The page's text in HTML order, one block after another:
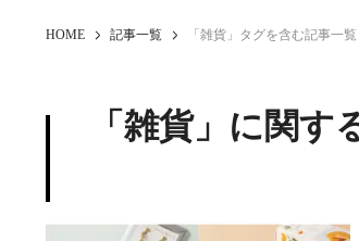
HOME 記事一覧 「雑貨」タグを含む記事一覧
「雑貨」に関す